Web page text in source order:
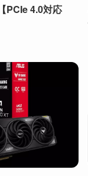
4.0対応